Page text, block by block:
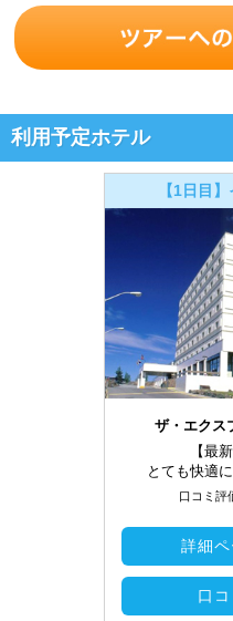
利用予定ホテル
【1日目
ザ・エクス
【最
とても快適
口コミ評
詳細
口